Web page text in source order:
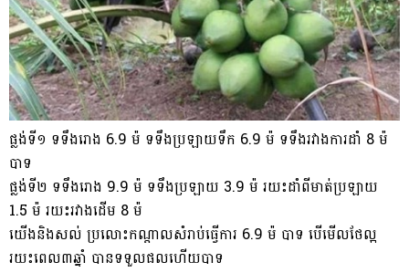
ផ្លង់ទី១ ទទឹងរោង 6.9 ម៉ ទទឹងប្រឡាយទឹក 6.9 ម៉ ទទឹងរវាងការដាំ 8 ម៉
បាទ
ផ្លង់ទី២ ទទឹងរោង 9.9 ម៉ ទទឹងប្រឡាយ 3.9 ម៉ រយះដាំពីមាត់ប្រឡាយ
1.5 ម៉ រយះរវាងដើម 8 ម៉
យើងនិងសល់ ប្រលោះកណ្ដាលសំរាប់ធ្វើការ 6.9 ម៉ បាទ បើមើលថែល្អ
រយះពេល៣ឆ្នាំ បានទទួលផលហើយបាទ